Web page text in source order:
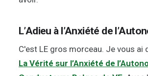
L’Adieu à l’Anxiété de
C'est LE gros morceau. Je vous ai
La Vérité sur l’Anxiété de